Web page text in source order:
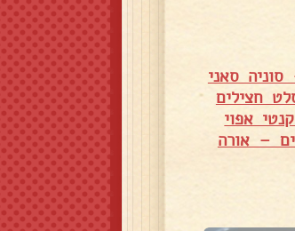
סאני
חצילים
אפוי
– אורה